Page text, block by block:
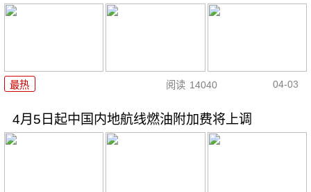
最热 阅读 14040 04-03
4月5日起中国内地航线燃油附加费将上调